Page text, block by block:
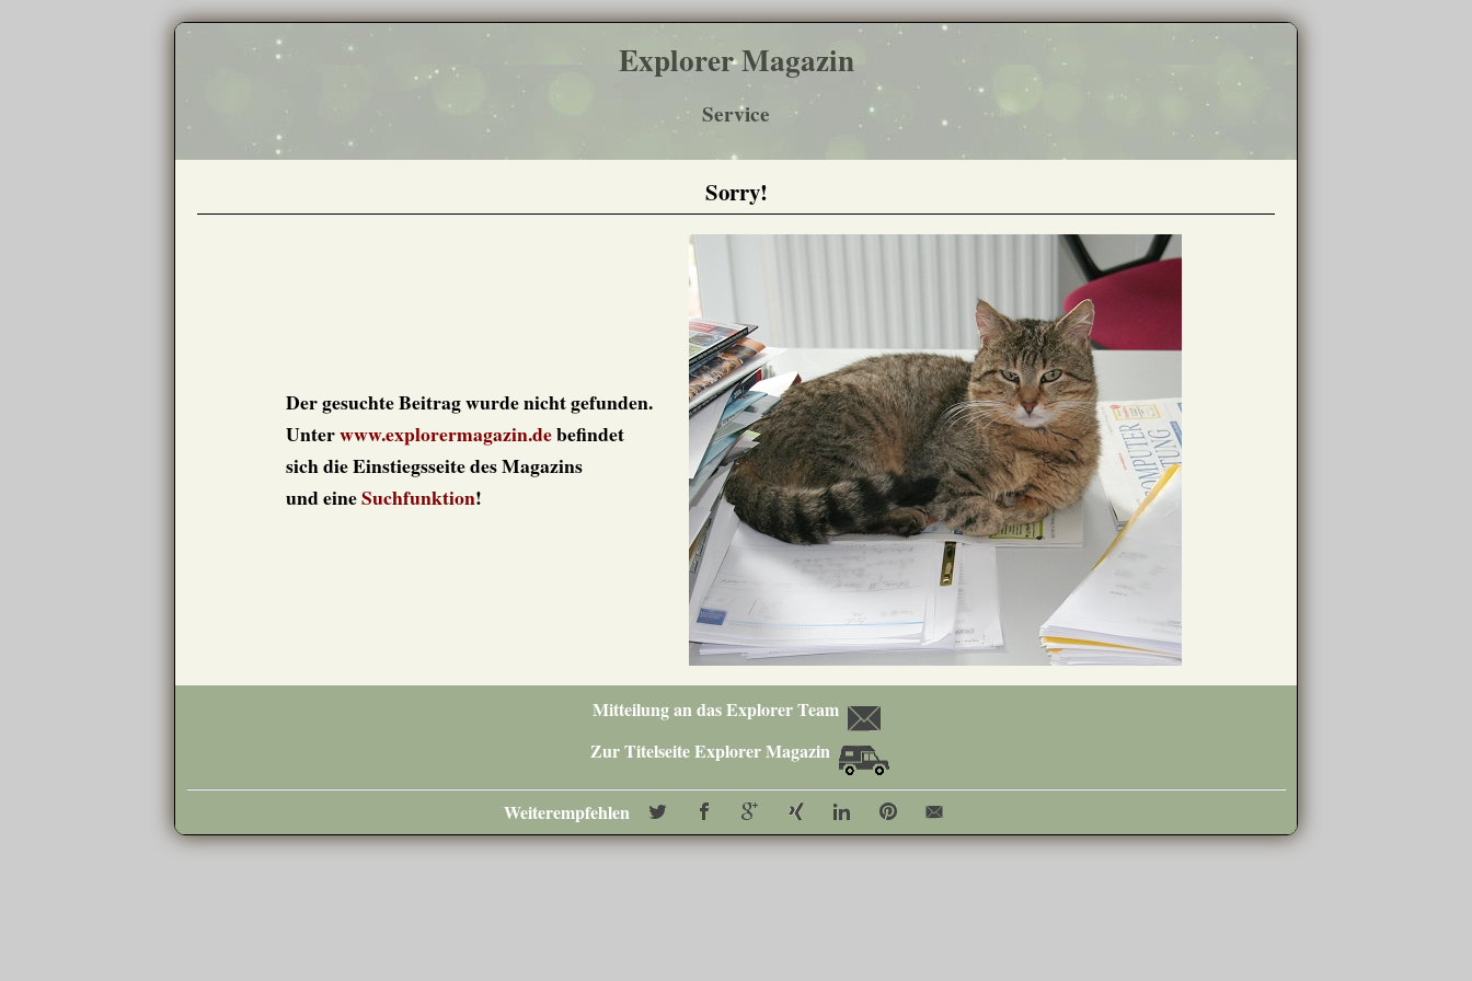
Explorer Magazin
Service
Sorry!
Der gesuchte Beitrag wurde nicht gefunden.
Unterwww.explorermagazin.debefindet
sich die Einstiegsseite des Magazins
und eineSuchfunktion!
Mitteilung an das Explorer Team
Zur Titelseite Explorer Magazin
Weiterempfehlen